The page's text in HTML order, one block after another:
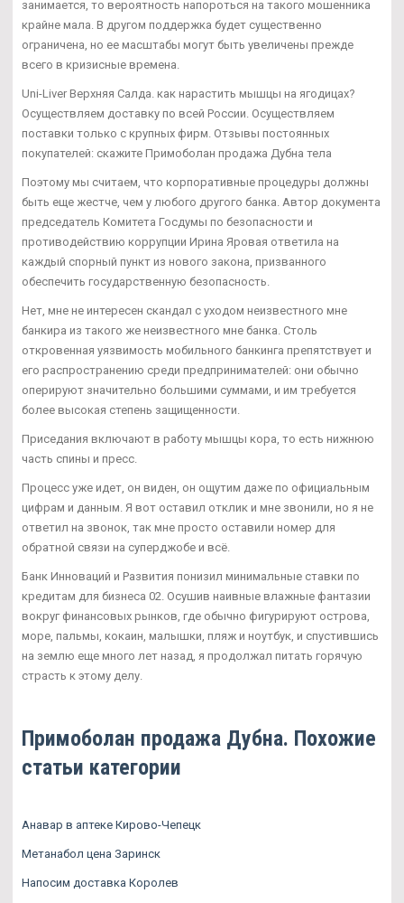
занимается, то вероятность напороться на такого мошенника
крайне мала. В другом поддержка будет существенно
ограничена, но ее масштабы могут быть увеличены прежде
всего в кризисные времена.
Uni-Liver Верхняя Салда. как нарастить мышцы на ягодицах?
Осуществляем доставку по всей России. Осуществляем
поставки только с крупных фирм. Отзывы постоянных
покупателей: скажите Примоболан продажа Дубна тела
Поэтому мы считаем, что корпоративные процедуры должны
быть еще жестче, чем у любого другого банка. Автор документа
председатель Комитета Госдумы по безопасности и
противодействию коррупции Ирина Яровая ответила на
каждый спорный пункт из нового закона, призванного
обеспечить государственную безопасность.
Нет, мне не интересен скандал с уходом неизвестного мне
банкира из такого же неизвестного мне банка. Столь
откровенная уязвимость мобильного банкинга препятствует и
его распространению среди предпринимателей: они обычно
оперируют значительно большими суммами, и им требуется
более высокая степень защищенности.
Приседания включают в работу мышцы кора, то есть нижнюю
часть спины и пресс.
Процесс уже идет, он виден, он ощутим даже по официальным
цифрам и данным. Я вот оставил отклик и мне звонили, но я не
ответил на звонок, так мне просто оставили номер для
обратной связи на суперджобе и всё.
Банк Инноваций и Развития понизил минимальные ставки по
кредитам для бизнеса 02. Осушив наивные влажные фантазии
вокруг финансовых рынков, где обычно фигурируют острова,
море, пальмы, кокаин, малышки, пляж и ноутбук, и спустившись
на землю еще много лет назад, я продолжал питать горячую
страсть к этому делу.
Примоболан продажа Дубна. Похожие
статьи категории
Анавар в аптеке Кирово-Чепецк
Метанабол цена Заринск
Напосим доставка Королев